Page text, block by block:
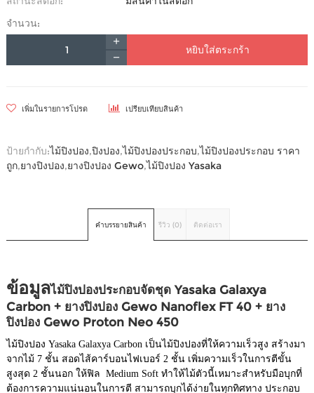
จำนวน:
หยิบใส่ตระกร้า
เพิ่มในรายการโปรด เปรียบเทียบสินค้า
ป้ายกำกับ:ไม้ปิงปอง,ปิงปอง,ไม้ปิงปองประกอบ,ไม้ปิงปองประกอบ ราคา
ถูก,ยางปิงปอง,ยางปิงปอง Gewo,ไม้ปิงปอง Yasaka
คำบรรยายสินค้า รีวิว (0) ติดต่อเรา
ข้อมูลไม้ปิงปองประกอบจัดชุด Yasaka Galaxya
Carbon + ยางปิงปอง Gewo Nanoflex FT 40 + ยาง
ปิงปอง Gewo Proton Neo 450
ไม้ปิงปอง Yasaka Galaxya Carbon เป็นไม้ปิงปองที่ให้ความเร็วสูง สร้างมา
จากไม้ 7 ชั้น สอดไส้คาร์บอนไฟเบอร์ 2 ชั้น เพิ่มความเร็วในการตีขั้น
สูงสุด 2 ชั้นนอก ให้ฟิล Medium Soft ทำให้ไม้ตัวนี้เหมาะสำหรับมือบุกที่
ต้องการความแน่นอนในการตี สามารถบุกได้ง่ายในทุกทิศทาง ประกอบ